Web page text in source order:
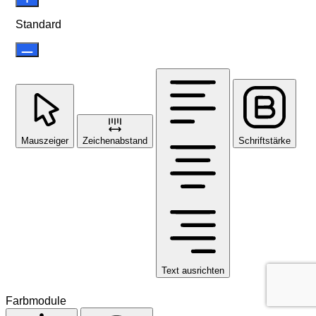
Standard
Mauszeiger Zeichenabstand
Text ausrichten
Schriftstärke
Farbmodule